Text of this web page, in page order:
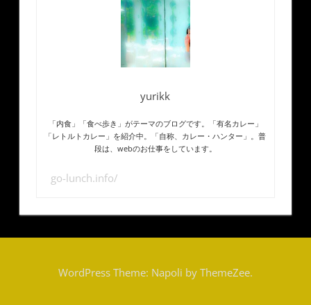
yurikk
「内食」「食べ歩き」がテーマのブログです。「有名カレー」
「レトルトカレー」を紹介中。「自称、カレー・ハンター」。普
段は、webのお仕事をしています。
go-lunch.info/
WordPress Theme: Napoli by ThemeZee.